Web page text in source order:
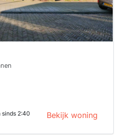
sinds 2:40 Bekijk woning